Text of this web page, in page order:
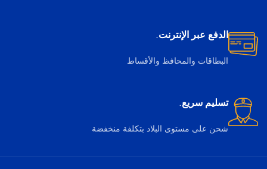
الدفع عبر الإنترنت.
البطاقات والمحافظ والأقساط
تسليم سريع.
شحن على مستوى البلاد بتكلفة منخفضة